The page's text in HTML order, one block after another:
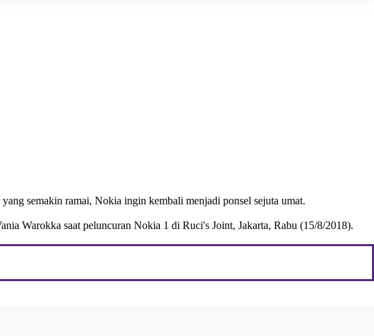
semakin ramai, Nokia ingin kembali menjadi ponsel sejuta umat.
Warokka saat peluncuran Nokia 1 di Ruci's Joint, Jakarta, Rabu (15/8/2018).